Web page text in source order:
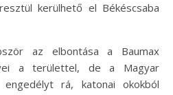
kerülhető el Békéscsaba
az elbontása a Baumax
a területtel, de a Magyar
rá, katonai okokból